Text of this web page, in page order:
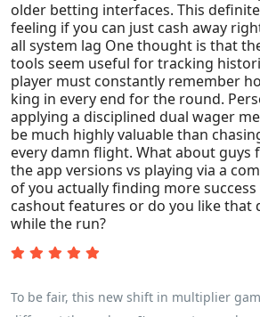
meilleurs avis application plinko en
immédiatement pourquoi la loyauté au
reste la seule fondation afin d'éviter de
douteuses. Il semble aussi essentiel de
checker si la plinko application soit
miser ses précieux euros. Pensez-vous
généralement parier en utilisant un
bien plus longtemps bien alors le kiff ne
via tous les gros gains très importants ?
stratégies juste dans les réponses pour
older betting interfaces. This
feeling if you can just cash away
all system lag One thought is that
tools seem useful for tracking
player must constantly remember
king in every end for the round.
applying a disciplined dual wager
be much highly valuable than
every damn flight. What about guys
the app versions vs playing via a
of you actually finding more
cashout features or do you like that
while the run?
To be fair, this new shift in multiplier